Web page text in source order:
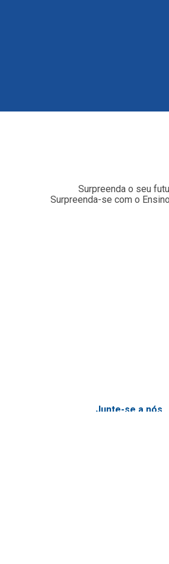
Surpreenda o seu
Surpreenda-se com o
Junte-se a nós